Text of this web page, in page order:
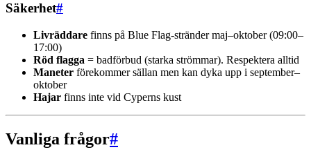
Säkerhet#
Livräddare finns på Blue Flag-stränder maj–oktober (09:00–
17:00)
Röd flagga = badförbud (starka strömmar). Respektera alltid
Maneter förekommer sällan men kan dyka upp i september–
oktober
Hajar finns inte vid Cyperns kust
Vanliga frågor#